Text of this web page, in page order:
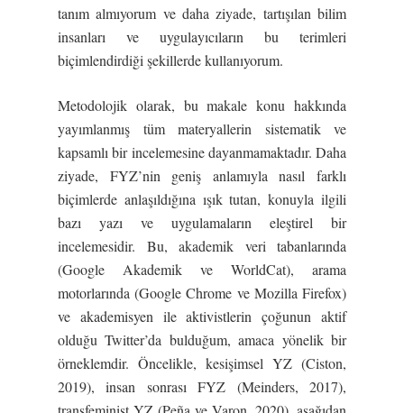
tanım almıyorum ve daha ziyade, tartışılan bilim
insanları ve uygulayıcıların bu terimleri
biçimlendirdiği şekillerde kullanıyorum.
Metodolojik olarak, bu makale konu hakkında
yayımlanmış tüm materyallerin sistematik ve
kapsamlı bir incelemesine dayanmamaktadır. Daha
ziyade, FYZ’nin geniş anlamıyla nasıl farklı
biçimlerde anlaşıldığına ışık tutan, konuyla ilgili
bazı yazı ve uygulamaların eleştirel bir
incelemesidir. Bu, akademik veri tabanlarında
(Google Akademik ve WorldCat), arama
motorlarında (Google Chrome ve Mozilla Firefox)
ve akademisyen ile aktivistlerin çoğunun aktif
olduğu Twitter’da bulduğum, amaca yönelik bir
örneklemdir. Öncelikle, kesişimsel YZ (Ciston,
2019), insan sonrası FYZ (Meinders, 2017),